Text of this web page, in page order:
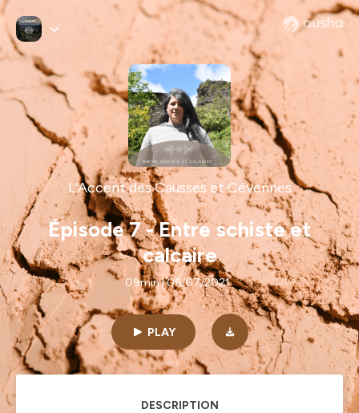
L'Accent des Causses et Cévennes
Épisode 7 - Entre schiste et
calcaire
09min | 06/07/2021
PLAY
DESCRIPTION